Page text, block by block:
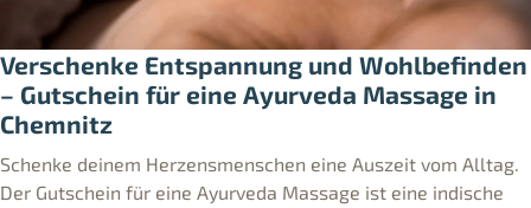
Verschenke Entspannung und Wohlbefinden
– Gutschein für eine Ayurveda Massage in
Chemnitz
Schenke deinem Herzensmenschen eine Auszeit vom Alltag.
Der Gutschein für eine Ayurveda Massage ist eine indische